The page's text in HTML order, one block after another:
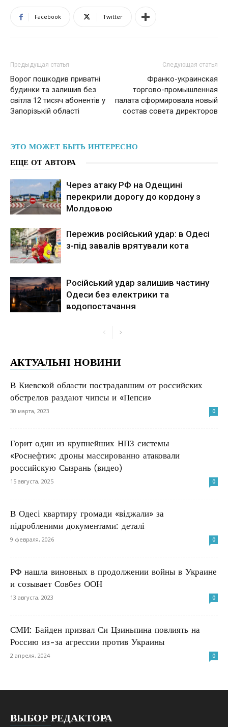
Facebook Twitter
Предыдущая статья
Ворог пошкодив приватні
будинки та залишив без
світла 12 тисяч абонентів у
Запорізькій області
Следующая статья
Франко-украинская
торгово-промышленная
палата сформировала новый
состав совета директоров
ЭТО МОЖЕТ БЫТЬ ИНТЕРЕСНО
ЕЩЕ ОТ АВТОРА
Через атаку РФ на Одещині
перекрили дорогу до кордону з
Молдовою
Пережив російський удар: в Одесі
з-під завалів врятували кота
Російський удар залишив частину
Одеси без електрики та
водопостачання
АКТУАЛЬНІ НОВИНИ
В Киевской области пострадавшим от российских
обстрелов раздают чипсы и «Пепси»
30 марта, 2023 0
Горит один из крупнейших НПЗ системы
«Роснефти»: дроны массированно атаковали
российскую Сызрань (видео)
15 августа, 2025 0
В Одесі квартиру громади «віджали» за
підробленими документами: деталі
9 февраля, 2026 0
РФ нашла виновных в продолжении войны в Украине
и созывает Совбез ООН
13 августа, 2023 0
СМИ: Байден призвал Си Цзиньпина повлиять на
Россию из-за агрессии против Украины
2 апреля, 2024 0
ВЫБОР РЕДАКТОРА